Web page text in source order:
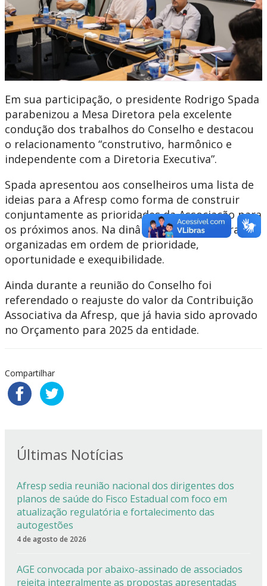
Em sua participação, o presidente Rodrigo Spada
parabenizou a Mesa Diretora pela excelente
condução dos trabalhos do Conselho e destacou
o relacionamento “construtivo, harmônico e
independente com a Diretoria Executiva”.
Spada apresentou aos conselheiros uma lista de
ideias para a Afresp como forma de construir
conjuntamente as prioridades da Associação para
os próximos anos. Na dinâmica, as ideias foram
organizadas em ordem de prioridade,
oportunidade e exequibilidade.
Ainda durante a reunião do Conselho foi
referendado o reajuste do valor da Contribuição
Associativa da Afresp, que já havia sido aprovado
no Orçamento para 2025 da entidade.
Compartilhar
Últimas Notícias
Afresp sedia reunião nacional dos dirigentes dos
planos de saúde do Fisco Estadual com foco em
atualização regulatória e fortalecimento das
autogestões
4 de agosto de 2026
AGE convocada por abaixo-assinado de associados
rejeita integralmente as propostas apresentadas